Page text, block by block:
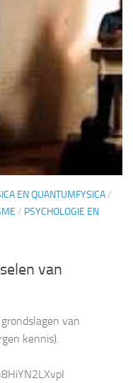
EN QUANTUMFYSICA/
/ PSYCHOLOGIE EN
van
van
kennis).